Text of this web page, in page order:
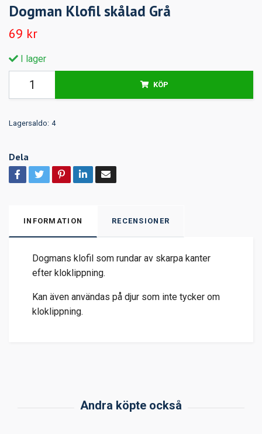
Dogman Klofil skålad Grå
69 kr
I lager
KÖP
Lagersaldo: 4
Dela
INFORMATION RECENSIONER
Dogmans klofil som rundar av skarpa kanter
efter kloklippning.
Kan även användas på djur som inte tycker om
kloklippning.